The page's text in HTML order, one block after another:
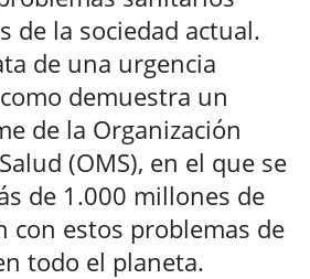
de la sociedad actual.
de una urgencia
demuestra un
de la Organización
(OMS), en el que se
de 1.000 millones de
con estos problemas de
todo el planeta.